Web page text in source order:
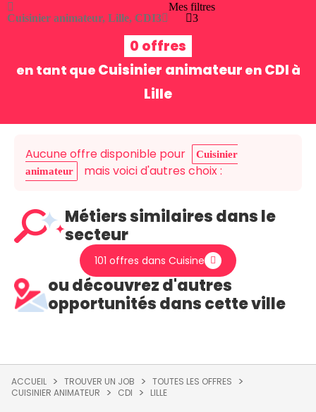
Cuisinier animateur, Lille, CDI3
Mes filtres
3
0 offres
en tant que Cuisinier animateur en CDI à
Lille
Aucune offre disponible pour
Cuisinier
animateur
mais voici d'autres choix :
Métiers similaires dans le
secteur
101 offres dans Cuisine
ou découvrez d'autres
opportunités dans cette ville
ACCUEIL TROUVER UN JOB
TOUTES LES OFFRES
CUISINIER ANIMATEUR
CDI LILLE